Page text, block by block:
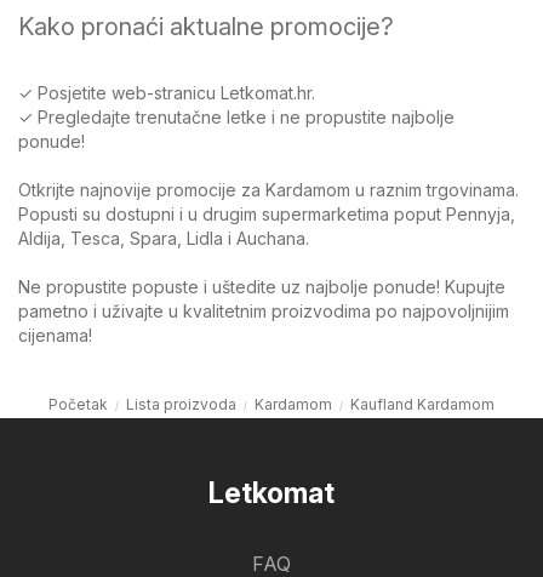
Kako pronaći aktualne promocije?
✓ Posjetite web-stranicu Letkomat.hr.
✓ Pregledajte trenutačne letke i ne propustite najbolje
ponude!
Otkrijte najnovije promocije za Kardamom u raznim trgovinama.
Popusti su dostupni i u drugim supermarketima poput Pennyja,
Aldija, Tesca, Spara, Lidla i Auchana.
Ne propustite popuste i uštedite uz najbolje ponude! Kupujte
pametno i uživajte u kvalitetnim proizvodima po najpovoljnijim
cijenama!
Početak Lista proizvoda Kardamom Kaufland Kardamom
Letkomat
FAQ